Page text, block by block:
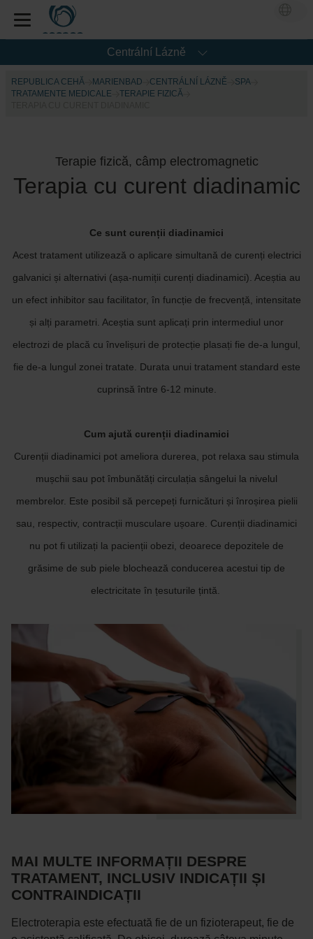
Centrální Lázně
REPUBLICA CEHĂ MARIENBAD CENTRÁLNÍ LÁZNĚ
SPA
TRATAMENTE MEDICALE
TERAPIE FIZICĂ
Terapie fizică, câmp electromagnetic
Terapia cu curent diadinamic
Ce sunt curenții diadinamici
Acest tratament utilizează o aplicare simultană de curenți electrici
galvanici și alternativi (așa-numiții curenți diadinamici). Aceștia au
un efect inhibitor sau facilitator, în funcție de frecvență, intensitate
și alți parametri. Aceștia sunt aplicați prin intermediul unor
electrozi de placă cu învelișuri de protecție plasați fie de-a lungul,
fie de-a lungul zonei tratate. Durata unui tratament standard este
cuprinsă între 6-12 minute.
Cum ajută curenții diadinamici
Curenții diadinamici pot ameliora durerea, pot relaxa sau stimula
mușchii sau pot îmbunătăți circulația sângelui la nivelul
membrelor. Este posibil să percepeți furnicături și înroșirea pielii
sau, respectiv, contracții musculare ușoare. Curenții diadinamici
nu pot fi utilizați la pacienții obezi, deoarece depozitele de
grăsime de sub piele blochează conducerea acestui tip de
electricitate în țesuturile țintă.
MAI MULTE INFORMAȚII DESPRE
TRATAMENT, INCLUSIV INDICAȚII ȘI
CONTRAINDICAȚII
Electroterapia este efectuată fie de un fizioterapeut, fie de